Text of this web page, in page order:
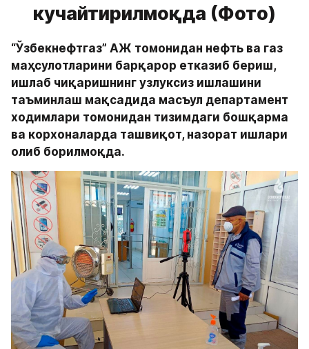
кучайтирилмоқда (Фото)
“Ўзбекнефтгаз” АЖ томонидан нефть ва газ
маҳсулотларини барқарор етказиб бериш,
ишлаб чиқаришнинг узлуксиз ишлашини
таъминлаш мақсадида масъул департамент
ходимлари томонидан тизимдаги бошқарма
ва корхоналарда ташвиқот, назорат ишлари
олиб борилмоқда.